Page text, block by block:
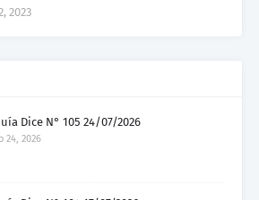
2023
Dice N° 105 24/07/2026
24, 2026